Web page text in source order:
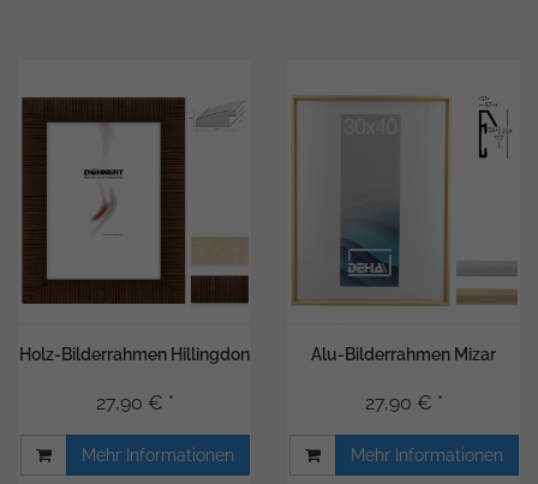
Holz-Bilderrahmen Hillingdon
27,90 € *
Mehr Informationen
Alu-Bilderrahmen Mizar
27,90 € *
Mehr Informationen